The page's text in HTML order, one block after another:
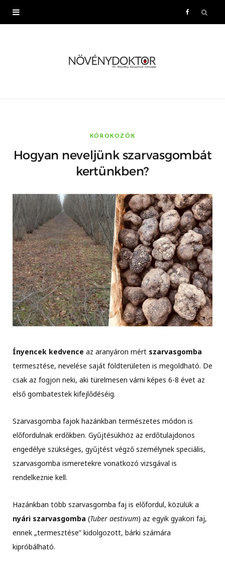
o
KÓROKOZÓK
Hogyan neveljünk szarvasgombát
kertünkben?
Ínyencek kedvence az aranyáron mért szarvasgomba
termesztése, nevelése saját földterületen is megoldható. De
csak az fogjon neki, aki türelmesen várni képes 6-8 évet az
első gombatestek kifejlődéséig.
Szarvasgomba fajok hazánkban természetes módon is
előfordulnak erdőkben. Gyűjtésükhöz az erdőtulajdonos
engedélye szükséges, gyűjtést végző személynek speciális,
szarvasgomba ismeretekre vonatkozó vizsgával is
rendelkeznie kell.
Hazánkban több szarvasgomba faj is előfordul, közülük a
nyári szarvasgomba (Tuber aestivum) az egyik gyakori faj,
ennek „termesztése” kidolgozott, bárki számára
kipróbálható.